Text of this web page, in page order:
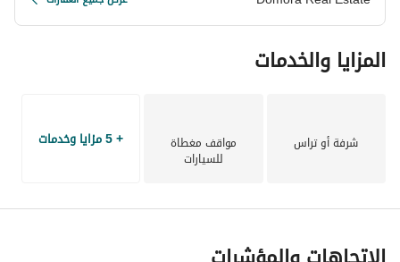
المزايا والخدمات
شرفة أو تراس مواقف مغطاة
للسيارات
+ 5 مزايا وخدمات